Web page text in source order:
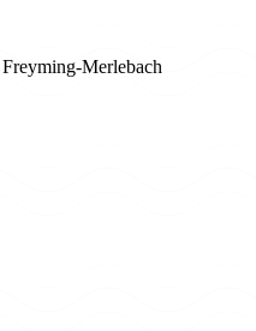
Freyming-Merlebach